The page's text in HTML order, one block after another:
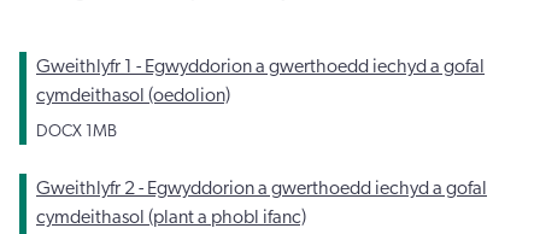
Gweithlyfr 1 - Egwyddorion a gwerthoedd iechyd a gofal
cymdeithasol (oedolion)
DOCX 1MB
Gweithlyfr 2 - Egwyddorion a gwerthoedd iechyd a gofal
cymdeithasol (plant a phobl ifanc)